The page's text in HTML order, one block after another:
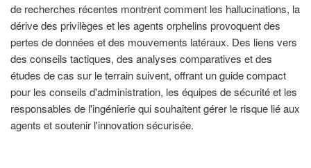
de recherches récentes montrent comment les hallucinations, la
dérive des privilèges et les agents orphelins provoquent des
pertes de données et des mouvements latéraux. Des liens vers
des conseils tactiques, des analyses comparatives et des
études de cas sur le terrain suivent, offrant un guide compact
pour les conseils d'administration, les équipes de sécurité et les
responsables de l'ingénierie qui souhaitent gérer le risque lié aux
agents et soutenir l'innovation sécurisée.